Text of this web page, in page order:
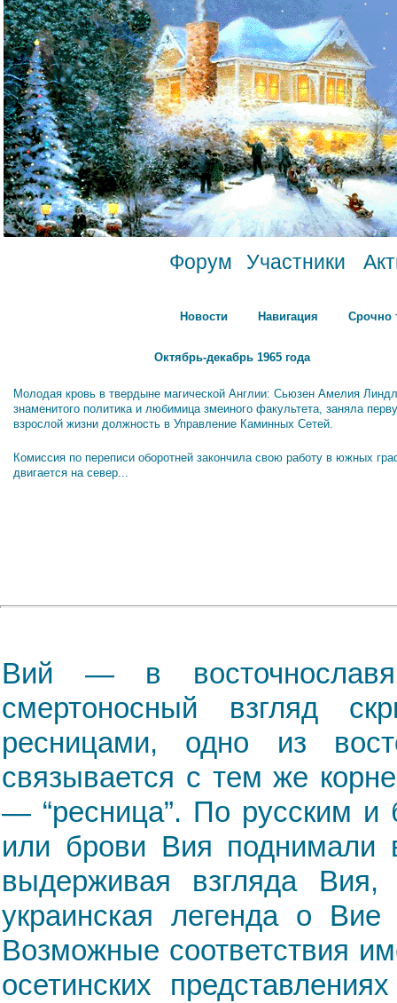
Форум Участники
Новости Навигация Срочно
Октябрь-декабрь 1965 года
Молодая кровь в твердыне магической Англии: Сьюзен Амелия
знаменитого политика и любимица змеиного факультета, заняла
взрослой жизни должность в Управление Каминных Сетей.
Комиссия по переписи оборотней закончила свою работу в южных
двигается на север...
Вий — в
смертоносный взгляд
ресницами, одно из
связывается с тем же
— “ресница”. По русским и
или брови Вия поднимали
выдерживая взгляда
украинская легенда о
Возможные соответствия
осетинских